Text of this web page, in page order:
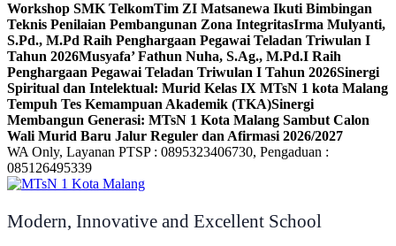
Workshop SMK TelkomTim ZI Matsanewa Ikuti Bimbingan
Teknis Penilaian Pembangunan Zona IntegritasIrma Mulyanti,
S.Pd., M.Pd Raih Penghargaan Pegawai Teladan Triwulan I
Tahun 2026Musyafa’ Fathun Nuha, S.Ag., M.Pd.I Raih
Penghargaan Pegawai Teladan Triwulan I Tahun 2026Sinergi
Spiritual dan Intelektual: Murid Kelas IX MTsN 1 kota Malang
Tempuh Tes Kemampuan Akademik (TKA)Sinergi
Membangun Generasi: MTsN 1 Kota Malang Sambut Calon
Wali Murid Baru Jalur Reguler dan Afirmasi 2026/2027
WA Only, Layanan PTSP : 0895323406730, Pengaduan :
085126495339
Modern, Innovative and Excellent School